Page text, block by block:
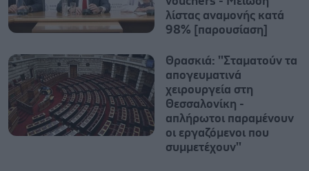
λίστας αναμονής κατά
98% [παρουσίαση]
Θρασκιά: ''Σταματούν τα
απογευματινά
χειρουργεία στη
Θεσσαλονίκη -
απλήρωτοι παραμένουν
οι εργαζόμενοι που
συμμετέχουν''